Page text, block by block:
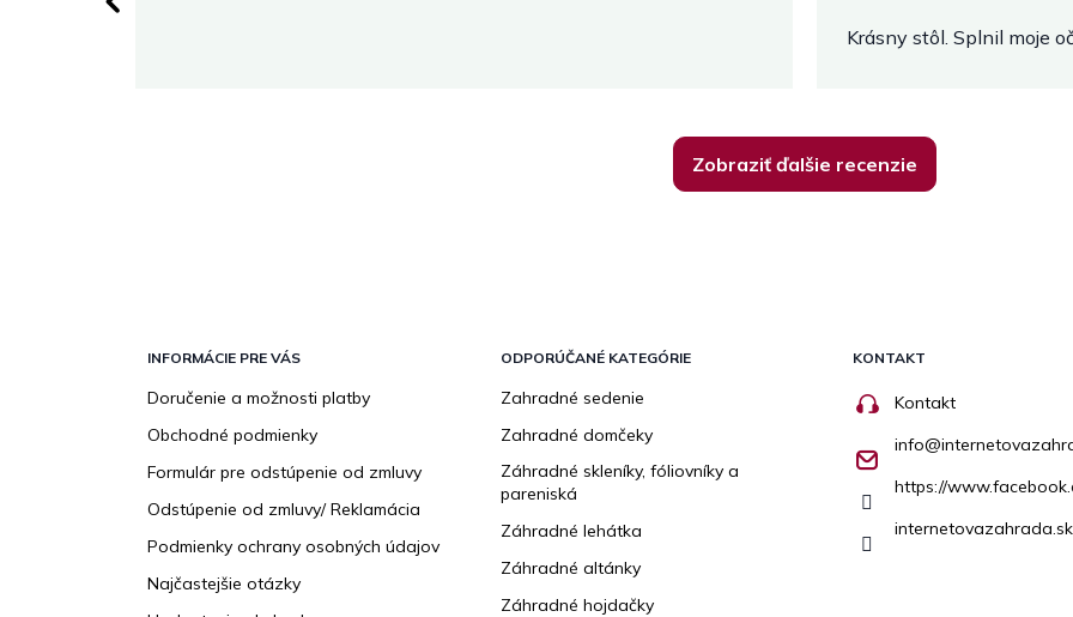
Krásny stôl. Splnil moje
Zobraziť ďalšie recenzie
INFORMÁCIE PRE VÁS
Doručenie a možnosti platby
Obchodné podmienky
Formulár pre odstúpenie od zmluvy
Odstúpenie od zmluvy/ Reklamácia
Podmienky ochrany osobných údajov
Najčastejšie otázky
ODPORÚČANÉ KATEGÓRIE
Zahradné sedenie
Zahradné domčeky
Záhradné skleníky, fóliovníky a
pareniská
Záhradné lehátka
Záhradné altánky
Záhradné hojdačky
KONTAKT
Kontakt
info@
https://
internetovazahrada.sk